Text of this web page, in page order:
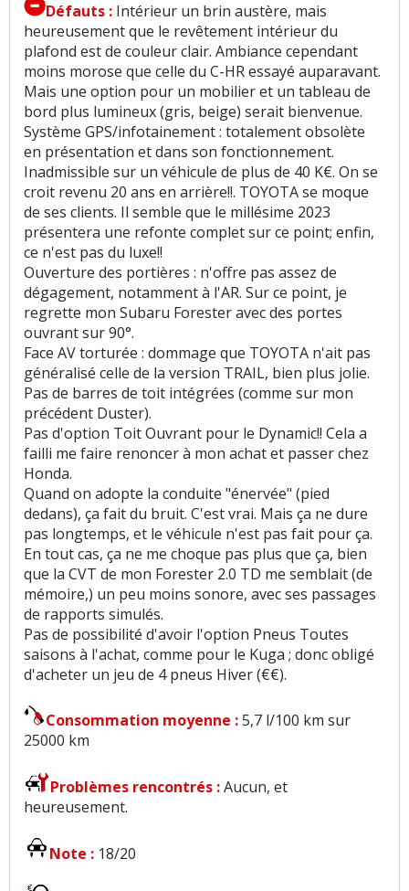
Défauts : Intérieur un brin austère, mais
heureusement que le revêtement intérieur du
plafond est de couleur clair. Ambiance cependant
moins morose que celle du C-HR essayé auparavant.
Mais une option pour un mobilier et un tableau de
bord plus lumineux (gris, beige) serait bienvenue.
Système GPS/infotainement : totalement obsolète
en présentation et dans son fonctionnement.
Inadmissible sur un véhicule de plus de 40 K€. On se
croit revenu 20 ans en arrière!!. TOYOTA se moque
de ses clients. Il semble que le millésime 2023
présentera une refonte complet sur ce point; enfin,
ce n'est pas du luxe!!
Ouverture des portières : n'offre pas assez de
dégagement, notamment à l'AR. Sur ce point, je
regrette mon Subaru Forester avec des portes
ouvrant sur 90°.
Face AV torturée : dommage que TOYOTA n'ait pas
généralisé celle de la version TRAIL, bien plus jolie.
Pas de barres de toit intégrées (comme sur mon
précédent Duster).
Pas d'option Toit Ouvrant pour le Dynamic!! Cela a
failli me faire renoncer à mon achat et passer chez
Honda.
Quand on adopte la conduite "énervée" (pied
dedans), ça fait du bruit. C'est vrai. Mais ça ne dure
pas longtemps, et le véhicule n'est pas fait pour ça.
En tout cas, ça ne me choque pas plus que ça, bien
que la CVT de mon Forester 2.0 TD me semblait (de
mémoire,) un peu moins sonore, avec ses passages
de rapports simulés.
Pas de possibilité d'avoir l'option Pneus Toutes
saisons à l'achat, comme pour le Kuga ; donc obligé
d'acheter un jeu de 4 pneus Hiver (€€).
Consommation moyenne :5,7 l/100 km sur
25000 km
Problèmes rencontrés :Aucun, et
heureusement.
Note : 18/20